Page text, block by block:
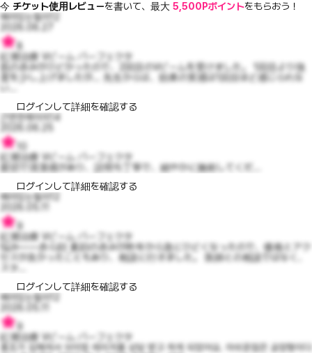
今 チケット使用レビューを書いて、最大 5,500Pポイントをもらおう！
배려있는필라12
2026.06.27
8
紅潮治療 Vビーム パーフェクタ
肌の赤みがひどかったので、2回目のVビームを受けました。 1回目より強
度を少し上げましたが… 先生からは、効果の実感は1回目ほど感じられな
ログインして詳細を確認する
근면한메이미14
2026.06.25
紅潮治療 Vビーム パーフェクタ
親切で清潔感があり、説明も丁寧で、細やかに施術してくだ...
ログインして詳細を確認する
배려있는필라12
2026.05.11
9
紅潮治療 Vビーム パーフェクタ
悩み――赤ら顔 素顔の赤みが昨年から急にひどくなったので、価格とアク
セスが良かったこともあり、相談に行きました。 医師との相談ではなく、
スタ...
ログインして詳細を確認する
배려있는필라12
2026.05.11
9
紅潮治療 Vビーム パーフェクタ
홍조가 심해져서 브이빔 레이저를 상담 받고 하게 되었어요. 아쉬운점은 공장형이다